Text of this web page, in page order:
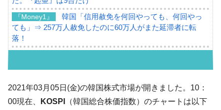
『Money1』
韓国「信用赦免を何回やっても、何回やっ
ても」⇒ 257万人赦免したのに60万人がまた延滞者に転
落！
韓国「2026年07月の輸出入」絶好調。半導
体だけで410億ドル、輸出全体の41％もある
2021年03月05日(金)の韓国株式市場が開きました。10：
00現在、
KOSPI
（韓国総合株価指数）のチャートは以下